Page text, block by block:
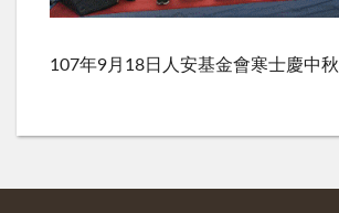
107年9月18日人安基金會寒士慶中秋